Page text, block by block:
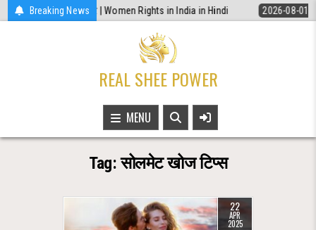
Skip
to
Breaking News
चाहिए ये 5 कानूनी अधिकार | Women Rights in India in Hindi 2026-08-01
REAL SHEE POWER
MENU
Tag:सोलमेट खोज टिप्स
22
APR
2025